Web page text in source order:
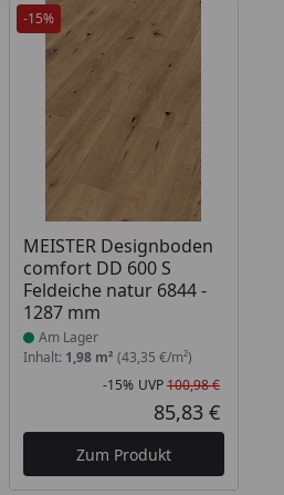
-15%
MEISTER Designboden
comfort DD 600 S
Feldeiche natur 6844 -
1287 mm
Produkt am Lager
Am Lager
Inhalt: 1,98 m² (43,35 €/m²)
Rabatt
-15% UVP100,98 €
85,83 €
Zum Produkt